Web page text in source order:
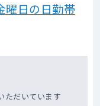
曜日の日勤帯
ただいています